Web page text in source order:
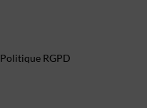
Politique RGPD